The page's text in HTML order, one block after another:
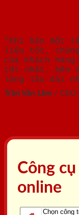
"Khi bán một
liệu tốt,
của Khách
tốt nhất, bền
lòng lâu dài
Trần Văn Lãm / CEO
Công
online